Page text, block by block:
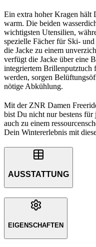
Ein extra hoher Kragen hält
warm. Die beiden
wichtigsten Utensilien,
spezielle Fächer für Ski-
die Jacke zu einem
verfügt die Jacke über eine
integriertem Brillenputztuch
werden, sorgen
nötige Abkühlung.
Mit der ZNR Damen
bist Du nicht nur bestens für
auch zu einem
Dein Wintererlebnis mit
AUSSTATTUNG
EIGENSCHAFTEN